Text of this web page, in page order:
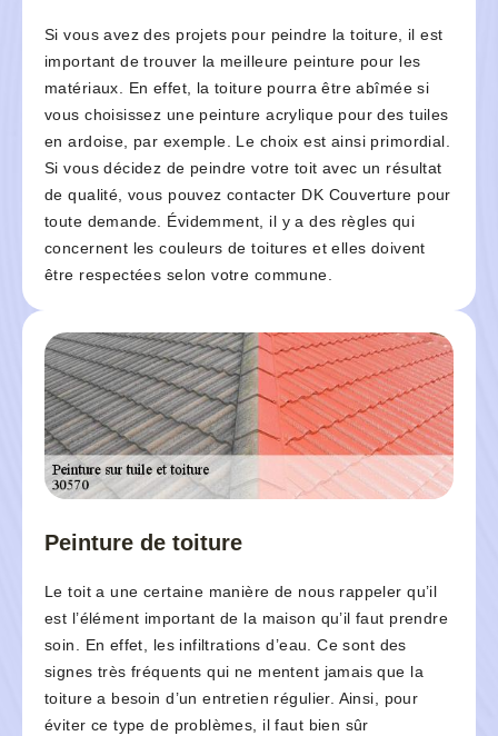
Si vous avez des projets pour peindre la toiture, il est
important de trouver la meilleure peinture pour les
matériaux. En effet, la toiture pourra être abîmée si
vous choisissez une peinture acrylique pour des tuiles
en ardoise, par exemple. Le choix est ainsi primordial.
Si vous décidez de peindre votre toit avec un résultat
de qualité, vous pouvez contacter DK Couverture pour
toute demande. Évidemment, il y a des règles qui
concernent les couleurs de toitures et elles doivent
être respectées selon votre commune.
Peinture de toiture
Le toit a une certaine manière de nous rappeler qu’il
est l’élément important de la maison qu’il faut prendre
soin. En effet, les infiltrations d’eau. Ce sont des
signes très fréquents qui ne mentent jamais que la
toiture a besoin d’un entretien régulier. Ainsi, pour
éviter ce type de problèmes, il faut bien sûr